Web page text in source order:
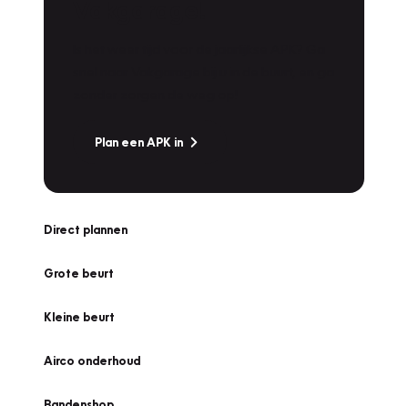
Plan een APK in
Direct plannen
Grote beurt
Kleine beurt
Airco onderhoud